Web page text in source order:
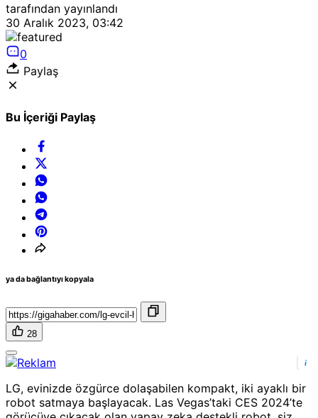
tarafından yayınlandı
30 Aralık 2023, 03:42
0
Paylaş
Bu İçeriği Paylaş
ya da bağlantıyı kopyala
28
i
LG, evinizde özgürce dolaşabilen kompakt, iki ayaklı bir
robot satmaya başlayacak. Las Vegas’taki CES 2024’te